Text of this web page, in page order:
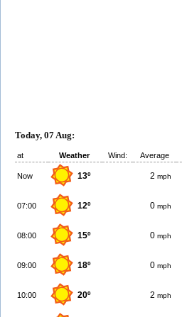
Today, 07 Aug:
at Weather Wind: Average
Now 13º 2 mph
07:00 12º 0 mph
08:00 15º 0 mph
09:00 18º 0 mph
10:00 20º 2 mph